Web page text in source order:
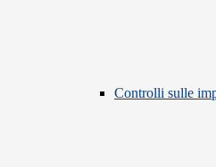
Controlli sulle